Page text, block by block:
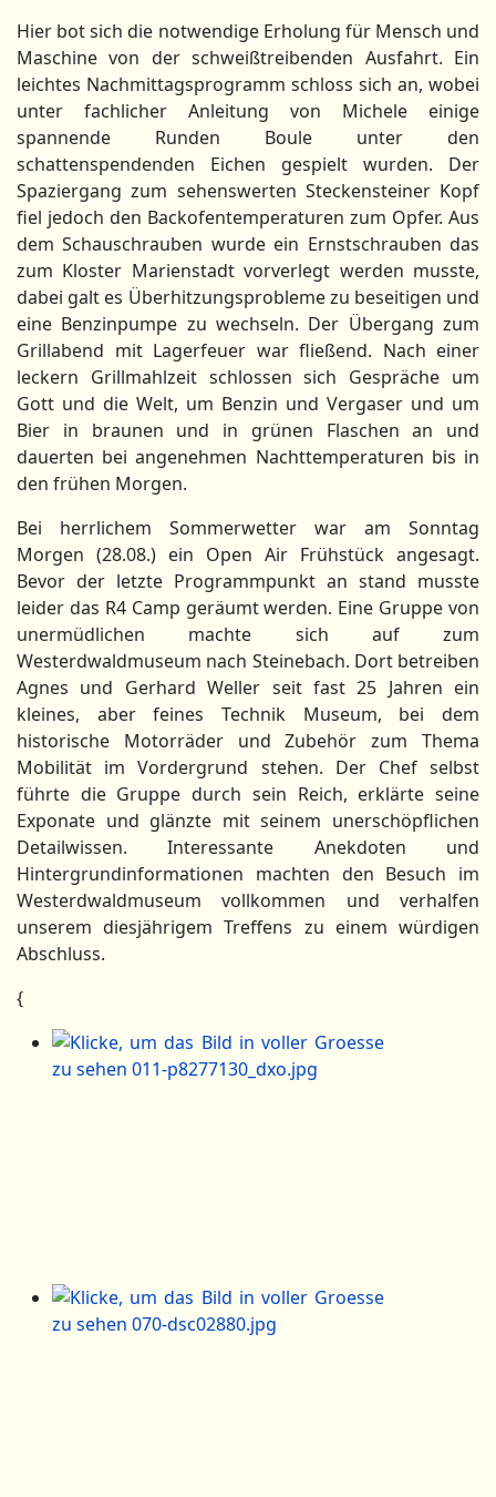
Hier bot sich die notwendige Erholung für Mensch und
Maschine von der schweißtreibenden Ausfahrt. Ein
leichtes Nachmittagsprogramm schloss sich an, wobei
unter fachlicher Anleitung von Michele einige
spannende Runden Boule unter den
schattenspendenden Eichen gespielt wurden. Der
Spaziergang zum sehenswerten Steckensteiner Kopf
fiel jedoch den Backofentemperaturen zum Opfer. Aus
dem Schauschrauben wurde ein Ernstschrauben das
zum Kloster Marienstadt vorverlegt werden musste,
dabei galt es Überhitzungsprobleme zu beseitigen und
eine Benzinpumpe zu wechseln. Der Übergang zum
Grillabend mit Lagerfeuer war fließend. Nach einer
leckern Grillmahlzeit schlossen sich Gespräche um
Gott und die Welt, um Benzin und Vergaser und um
Bier in braunen und in grünen Flaschen an und
dauerten bei angenehmen Nachttemperaturen bis in
den frühen Morgen.
Bei herrlichem Sommerwetter war am Sonntag
Morgen (28.08.) ein Open Air Frühstück angesagt.
Bevor der letzte Programmpunkt an stand musste
leider das R4 Camp geräumt werden. Eine Gruppe von
unermüdlichen machte sich auf zum
Westerdwaldmuseum nach Steinebach. Dort betreiben
Agnes und Gerhard Weller seit fast 25 Jahren ein
kleines, aber feines Technik Museum, bei dem
historische Motorräder und Zubehör zum Thema
Mobilität im Vordergrund stehen. Der Chef selbst
führte die Gruppe durch sein Reich, erklärte seine
Exponate und glänzte mit seinem unerschöpflichen
Detailwissen. Interessante Anekdoten und
Hintergrundinformationen machten den Besuch im
Westerdwaldmuseum vollkommen und verhalfen
unserem diesjährigem Treffens zu einem würdigen
Abschluss.
{